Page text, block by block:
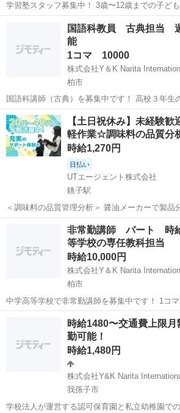
学習塾スタッフ募集中！ 3歳〜12歳までの子どもに算数などを教える
塾でのスタッフ 塾のコンセプト 自由参加型の
好きな時に来て好きな時に帰るスタイルです。
成田市 塾講師 スタッフ
国語科教員 古典担当
能
1コマ 10000
株式会社Y＆K Narita
柏市
国語科講師（古典）を募集中です！ 高校３年生
いただきます。 時間割は月曜（５コマ）火曜（
マ）木曜（１コマ）金曜（６コマ）の合計16コ
す。 １コマ50分となります ...
千葉 柏市 その他 健保
【土日祝休み】未経験
軽作業☆調味料の品質分
時給1,270円
日払い
UTエージェント株式会社
銚子駅
＜調味料の品質管理分析＞ 醤油メーカーで製品
☆未経験歓迎のお仕事！ PC基本操作ができればOKです
は…＞ 分析機器を用いた製品（液体調味料・
量・サンプリング・分注...
銚子駅 その他
非常勤講師 パート 時
等学校の専任教科担当
時給10,000円
株式会社Y＆K Narita
柏市
中学高等学校で非常勤講師を募集中です！ 1コマ
となります。 教科の指導を行っていただきます
、美術いずれかの教員免許をお持ちの方で 週2
数や週の回数は...
その他 時給
時給1480〜交通費上限
勤可能！
時給1,480円
株式会社Y&K Narita
我孫子市
学校法人が運営する認可保育園と私立幼稚園で